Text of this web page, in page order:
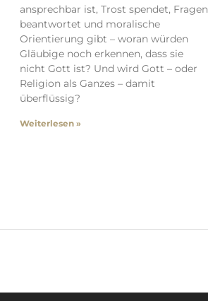
ansprechbar ist, Trost spendet, Fragen
beantwortet und moralische
Orientierung gibt – woran würden
Gläubige noch erkennen, dass sie
nicht Gott ist? Und wird Gott – oder
Religion als Ganzes – damit
überflüssig?
Weiterlesen »